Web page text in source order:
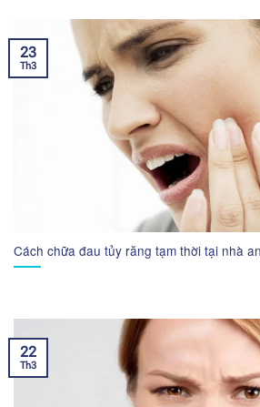
Cách chữa đau tủy răng tạm thời tại nhà
23
Th3
22
Th3